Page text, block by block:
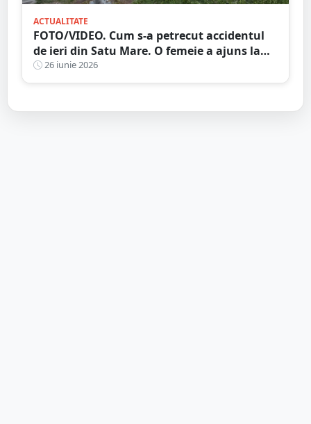
ACTUALITATE
FOTO/VIDEO. Cum s-a petrecut accidentul
de ieri din Satu Mare. O femeie a ajuns la
spital
26 iunie 2026